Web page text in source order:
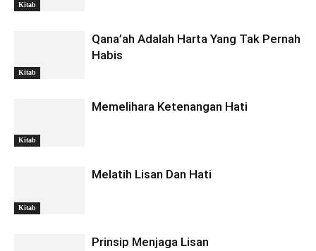
Kitab
Kitab
Qana’ah Adalah Harta Yang Tak Pernah
Habis
Kitab
Memelihara Ketenangan Hati
Kitab
Melatih Lisan Dan Hati
Prinsip Menjaga Lisan